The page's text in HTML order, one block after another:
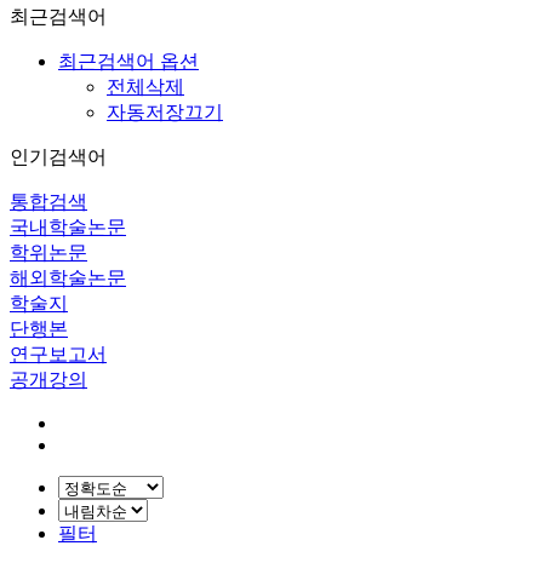
최근검색어
최근검색어 옵션
전체삭제
자동저장끄기
인기검색어
통합검색
국내학술논문
학위논문
해외학술논문
학술지
단행본
연구보고서
공개강의
필터